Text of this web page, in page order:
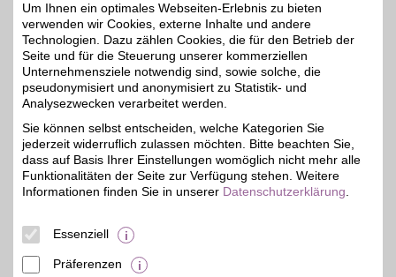
49,7 km
5%
EUROMASTER
Dem Experten für Reifen
und Autoservice
vertrauen: EUROMASTER
bietet ein zuverlässiges
und umfangreiches
Serviceangebot - von
Autoservice bis Zubehör.
BSW-Mitglieder
profitieren in über 300
Filialen vom BSW-Vorteil.
Giesenkirchener Str. 170,
Um Ihnen ein optimales Webseiten-Erlebnis zu bieten
verwenden wir Cookies, externe Inhalte und andere
Technologien. Dazu zählen Cookies, die für den Betrieb der
Seite und für die Steuerung unserer kommerziellen
Unternehmensziele notwendig sind, sowie solche, die
pseudonymisiert und anonymisiert zu Statistik- und
Analysezwecken verarbeitet werden.
Sie können selbst entscheiden, welche Kategorien Sie
jederzeit widerruflich zulassen möchten. Bitte beachten Sie,
dass auf Basis Ihrer Einstellungen womöglich nicht mehr alle
Funktionalitäten der Seite zur Verfügung stehen. Weitere
Informationen finden Sie in unserer Datenschutzerklärung
Essenziell
Präferenzen